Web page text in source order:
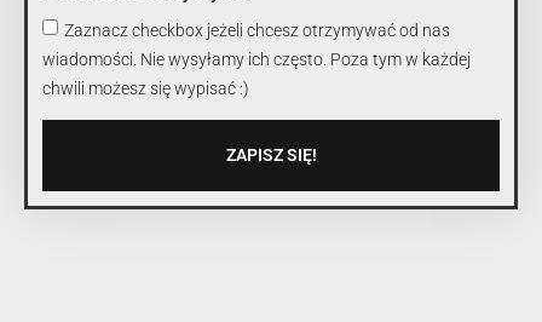
Zaznacz checkbox jeżeli chcesz otrzymywać od nas
wiadomości. Nie wysyłamy ich często. Poza tym w każdej
chwili możesz się wypisać :)
ZAPISZ SIĘ!